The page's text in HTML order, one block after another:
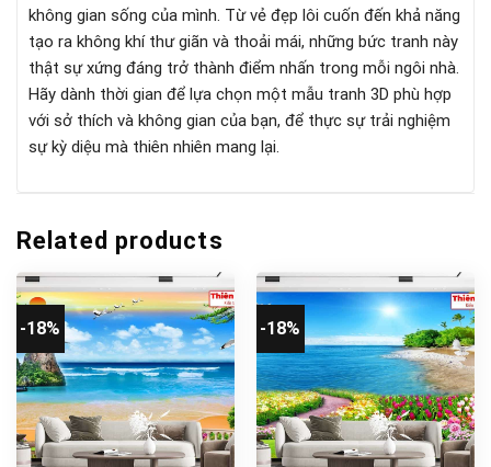
không gian sống của mình. Từ vẻ đẹp lôi cuốn đến khả năng
tạo ra không khí thư giãn và thoải mái, những bức tranh này
thật sự xứng đáng trở thành điểm nhấn trong mỗi ngôi nhà.
Hãy dành thời gian để lựa chọn một mẫu tranh 3D phù hợp
với sở thích và không gian của bạn, để thực sự trải nghiệm
sự kỳ diệu mà thiên nhiên mang lại.
Related products
-18% -18%